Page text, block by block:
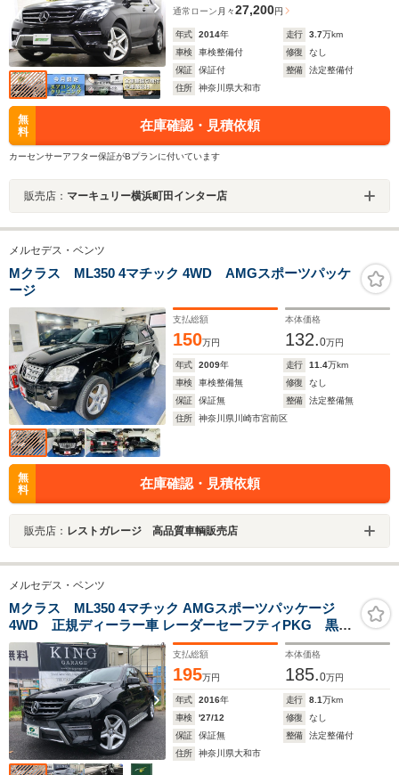
通常ローン 月々27,200円
年式 2014年 走行 3.7万km
車検
車検整備付 修復
なし
保証
保証付 整備
法定整備付
住所
神奈川県大和市
無
料
在庫確認・見積依頼
カーセンサーアフター保証がBプランに付いています
販売店： マーキュリー横浜町田インター店
メルセデス・ベンツ
Mクラス ML350 4マチック 4WD AMGスポーツパッケ
ージ
支払総額
150万円
本体価格
132.0万円
年式 2009年 走行 11.4万km
車検
車検整備無 修復
なし
保証
保証無 整備
法定整備無
住所
神奈川県川崎市宮前区
無
料
在庫確認・見積依頼
販売店： レストガレージ 高品質車輌販売店
メルセデス・ベンツ
Mクラス ML350 4マチック AMGスポーツパッケージ
4WD 正規ディーラー車 レーダーセーフティPKG 黒革
シート ツインパノラマサンルーフ AMG20アルミ パ
ワーバックドア 全方カメラ 純正HDDナビ&フルセグ
TV ディストロニック ドラレコ スマートキー ETC
支払総額
195万円
本体価格
185.0万円
年式 2016年 走行 8.1万km
車検
'27/12 修復
なし
保証
保証無 整備
法定整備付
住所
神奈川県大和市